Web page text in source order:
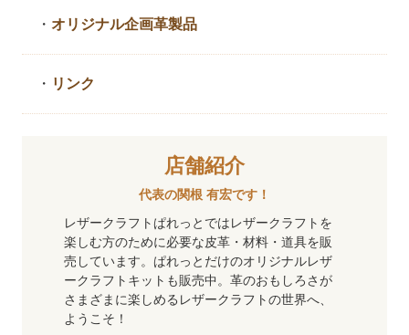
・ オリジナル企画革製品
・ リンク
店舗紹介
代表の関根 有宏です！
レザークラフトぱれっとではレザークラフトを
楽しむ方のために必要な皮革・材料・道具を販
売しています。ぱれっとだけのオリジナルレザ
ークラフトキットも販売中。革のおもしろさが
さまざまに楽しめるレザークラフトの世界へ、
ようこそ！